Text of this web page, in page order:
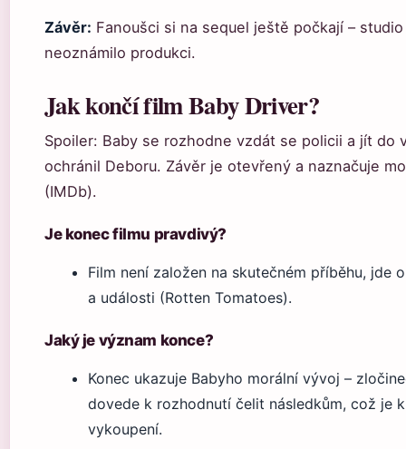
Závěr: Fanoušci si na sequel ještě počkají –
neoznámilo produkci.
Jak končí film Baby Driver?
Spoiler: Baby se rozhodne vzdát se policii a jít do
ochránil Deboru. Závěr je otevřený a naznačuje
(IMDb).
Je konec filmu pravdivý?
Film není založen na skutečném příběhu, jde
a události (Rotten Tomatoes).
Jaký je význam konce?
Konec ukazuje Babyho morální vývoj –
dovede k rozhodnutí čelit následkům, což je
vykoupení.